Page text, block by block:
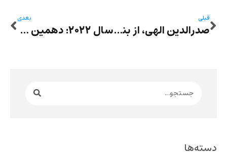
قبلی
صدرالدین الهی، از بنیانگذاران روزنامه‌نگاری مدرن ایران و نویسنده پاورقی‌های جنجالی «برزو» و «رانده» درگذشت
بعدی
سال ۲۰۲۲: دهمین سال تأسیس نشر نوگام
دسته‌ها